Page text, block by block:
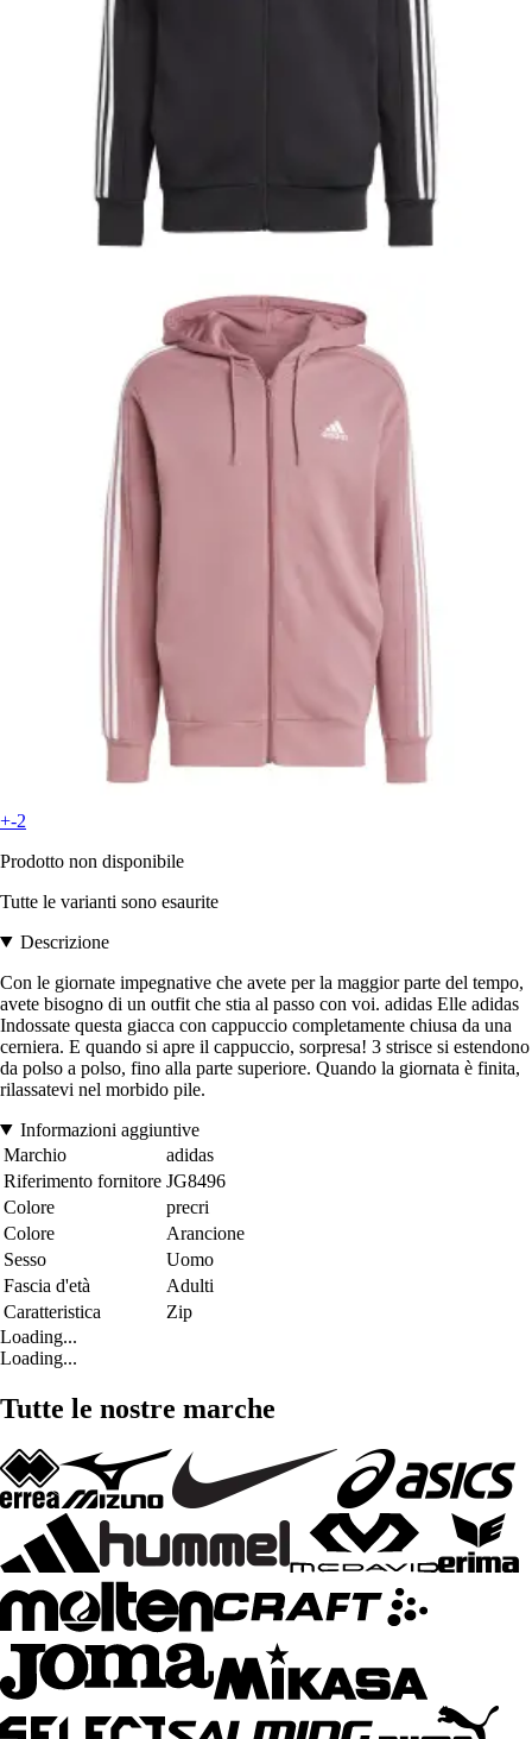
+-2
Prodotto non disponibile
Tutte le varianti sono esaurite
Descrizione
Con le giornate impegnative che avete per la maggior parte del tempo,
avete bisogno di un outfit che stia al passo con voi. adidas Elle adidas
Indossate questa giacca con cappuccio completamente chiusa da una
cerniera. E quando si apre il cappuccio, sorpresa! 3 strisce si estendono
da polso a polso, fino alla parte superiore. Quando la giornata è finita,
rilassatevi nel morbido pile.
Informazioni aggiuntive
Marchio
adidas
Riferimento fornitore JG8496
Colore
precri
Colore
Arancione
Sesso
Uomo
Fascia d'età
Adulti
Caratteristica
Zip
Loading...
Loading...
Tutte le nostre marche